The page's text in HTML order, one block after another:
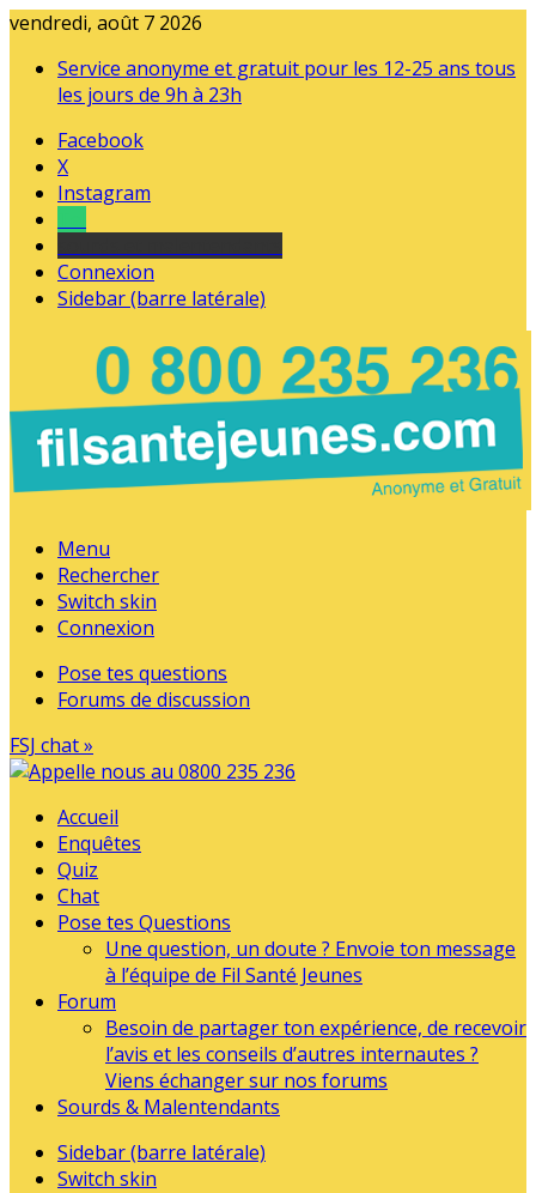
vendredi, août 7 2026
Service anonyme et gratuit pour les 12-25 ans tous
les jours de 9h à 23h
Facebook
X
Instagram
Connexion
Sidebar (barre latérale)
Menu
Rechercher
Switch skin
Connexion
Pose tes questions
Forums de discussion
FSJ chat »
Accueil
Enquêtes
Quiz
Chat
Pose tes Questions
Une question, un doute ? Envoie ton message
à l’équipe de Fil Santé Jeunes
Forum
Besoin de partager ton expérience, de recevoir
l’avis et les conseils d’autres internautes ?
Viens échanger sur nos forums
Sourds & Malentendants
Sidebar (barre latérale)
Switch skin